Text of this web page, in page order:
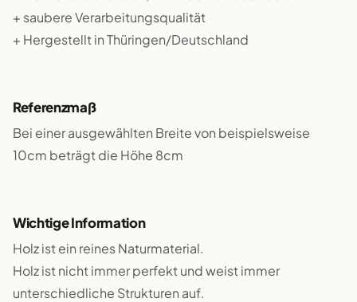
+ saubere Verarbeitungsqualität
+ Hergestellt in Thüringen/Deutschland
Referenzmaß
Bei einer ausgewählten Breite von beispielsweise
10cm beträgt die Höhe 8cm
Wichtige Information
Holz ist ein reines Naturmaterial.
Holz ist nicht immer perfekt und weist immer
unterschiedliche Strukturen auf.